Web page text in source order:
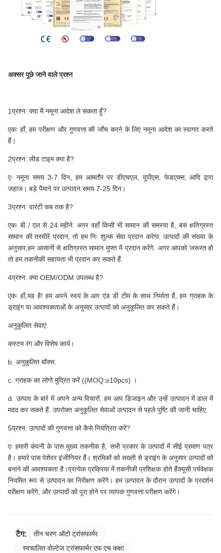
अक्सर पूछे जाने वाले प्रश्न
1प्रश्न: क्या मैं नमूना आदेश ले सकता हूँ?
एकः हाँ, हम परीक्षण और गुणवत्ता की जाँच करने के लिए नमूना आदेश का स्वागत करते
हैं।
2प्रश्न: लीड टाइम क्या है?
एः नमूना समय 3-7 दिन, हम आमतौर पर डीएचएल, यूपीएस, फेडएक्स, आदि द्वारा
जहाज। बड़े पैमाने पर उत्पादन समय 7-25 दिन।
3प्रश्न: वारंटी कब तक है?
एकः बी / एल से 24 महीने. अगर वहाँ किसी भी सामान की समस्या है, बस क्षतिग्रस्त
सामान की तस्वीरें प्रदान, तो हम निः शुल्क सेवा प्रदान करेगा. उत्पादों की संख्या के
अनुसार,हम आसानी से क्षतिग्रस्त सामान मुफ्त में प्रदान करेंगे. अगर आपको जरूरत हो
तो हम तकनीकी सहायता भी प्रदान कर सकते हैं.
4प्रश्न: क्या OEM/ODM उपलब्ध है?
एकः हाँ,यह है! हम अपने स्वयं के आर एंड डी टीम के साथ निर्माता हैं, हम ग्राहक के
ड्राइंग या आवश्यकताओं के अनुसार उत्पादों को अनुकूलित कर सकते हैं।
अनुकूलित सेवाएं:
कस्टम रंग और विशेष कार्य।
b. अनुकूलित बॉक्स.
c. ग्राहक का लोगो मुद्रित करें ((MOQ:≥10pcs) ।
d. उत्पाद के बारे में अपने अन्य विचारों, हम आप डिजाइन और उन्हें उत्पादन में डाल में
मदद कर सकते हैं. उपरोक्त अनुकूलित सेवाओं उत्पादन से पहले पुष्टि की जानी चाहिए.
5प्रश्न: उत्पादों की गुणवत्ता को कैसे नियंत्रित करें?
एः हमारी कंपनी के पास मुख्य तकनीक है, सभी प्रकार के उत्पादों में सीई प्रमाण पत्र
है। हमारे पास पेशेवर इंजीनियर हैं। श्रमिकों को सख्ती से ड्राइंग के अनुसार उत्पादों को
बनाने की आवश्यकता है।प्रत्येक प्रक्रिया में तकनीकी प्रशिक्षक होते हैंक्यूसी पर्यवेक्षक
नियमित रूप से उत्पादन का निरीक्षण करेंगे। हम उत्पादन के दौरान उत्पादों के प्रदर्शन
परीक्षण करेंगे, और उत्पादों को पूरा होने पर व्यापक गुणवत्ता परीक्षण करेंगे।
टैग:
तीन चरण ऑटो ट्रांसफार्मर
स्वचालित वोल्टेज ट्रांसफार्मर एफ एच कक्षा